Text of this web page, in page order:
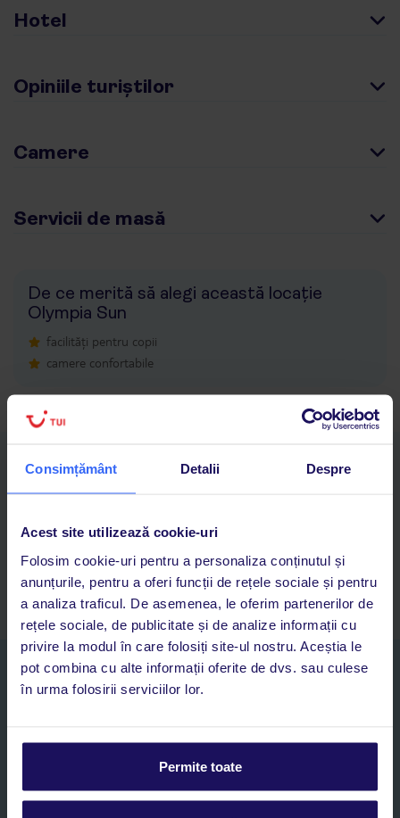
Consimțământ Detalii Despre
Acest site utilizează cookie-uri
Folosim cookie-uri pentru a personaliza conținutul și
anunțurile, pentru a oferi funcții de rețele sociale și pentru
a analiza traficul. De asemenea, le oferim partenerilor de
rețele sociale, de publicitate și de analize informații cu
privire la modul în care folosiți site-ul nostru. Aceștia le
pot combina cu alte informații oferite de dvs. sau culese
în urma folosirii serviciilor lor.
Permite toate
Hotel
Opiniile turiștilor
Camere
Servicii de masă
De ce merită să alegi această locație
Olympia Sun
facilități pentru copii
camere confortabile
Descarcă acum aplicația TUI
Acces la rezervările curente pentru vacanțe și hoteluri, într-o
Asistență 24/7 prin chat, pe toată durata vacanței
Abonați-vă la newsletter
NUME SI PRENUME*